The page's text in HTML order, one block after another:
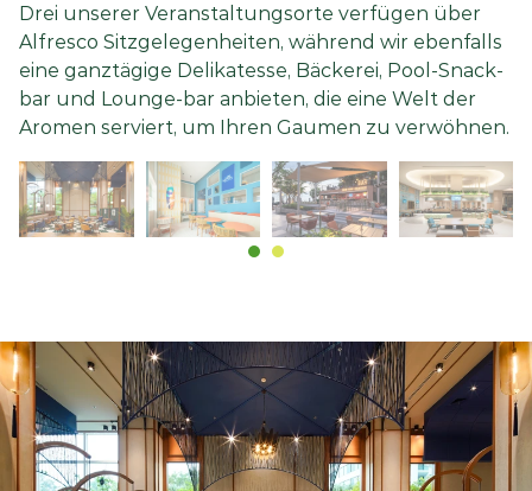
Drei unserer Veranstaltungsorte verfügen über
Alfresco Sitzgelegenheiten, während wir ebenfalls
eine ganztägige Delikatesse, Bäckerei, Pool-Snack-
bar und Lounge-bar anbieten, die eine Welt der
Aromen serviert, um Ihren Gaumen zu verwöhnen.